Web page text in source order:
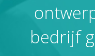
Logo-ideeën
Gedrukte
bedrijf